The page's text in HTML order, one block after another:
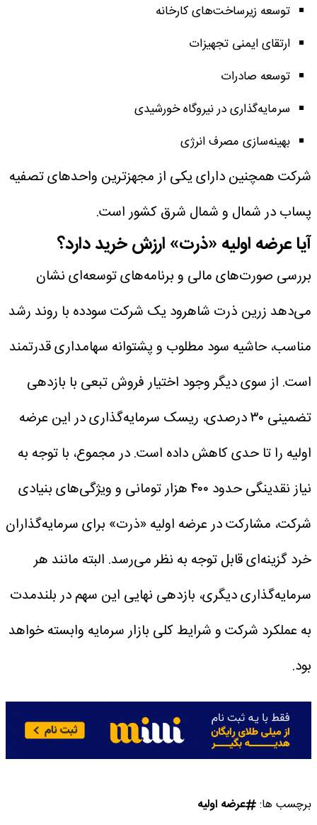
توسعه زیرساخت‌های کارخانه
ارتقای ایمنی تجهیزات
توسعه صادرات
سرمایه‌گذاری در نیروگاه خورشیدی
بهینه‌سازی مصرف انرژی
شرکت همچنین دارای یکی از مجهزترین واحدهای تصفیه
پساب در شمال و شمال شرق کشور است.
آیا عرضه اولیه «ذرت» ارزش خرید دارد؟
بررسی صورت‌های مالی و برنامه‌های توسعه‌ای نشان
می‌دهد زرین ذرت شاهرود یک شرکت سودده با روند رشد
مناسب، حاشیه سود مطلوب و پشتوانه سهامداری قدرتمند
است. از سوی دیگر وجود اختیار فروش تبعی با بازدهی
تضمینی ۳۰ درصدی، ریسک سرمایه‌گذاری در این عرضه
اولیه را تا حدی کاهش داده است.در مجموع، با توجه به
نیاز نقدینگی حدود ۴۰۰ هزار تومانی و ویژگی‌های بنیادی
شرکت، مشارکت در عرضه اولیه «ذرت» برای سرمایه‌گذاران
خرد گزینه‌ای قابل توجه به نظر می‌رسد. البته مانند هر
سرمایه‌گذاری دیگری، بازدهی نهایی این سهم در بلندمدت
به عملکرد شرکت و شرایط کلی بازار سرمایه وابسته خواهد
بود.
برچسب ها: عرضه اولیه